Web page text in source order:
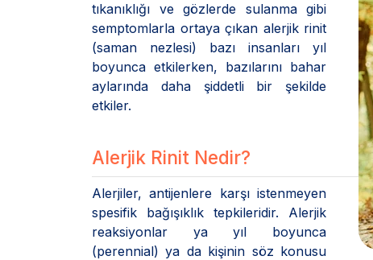
tıkanıklığı ve gözlerde sulanma gibi
semptomlarla ortaya çıkan alerjik rinit
(saman nezlesi) bazı insanları yıl
boyunca etkilerken, bazılarını bahar
aylarında daha şiddetli bir şekilde
etkiler.
Alerjik Rinit Nedir?
Alerjiler, antijenlere karşı istenmeyen
spesifik bağışıklık tepkileridir. Alerjik
reaksiyonlar ya yıl boyunca
(perennial) ya da kişinin söz konusu